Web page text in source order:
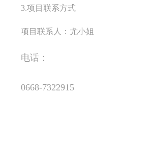
3.项目联系方式
项目联系人：尤小姐
电话：
0668-7322915